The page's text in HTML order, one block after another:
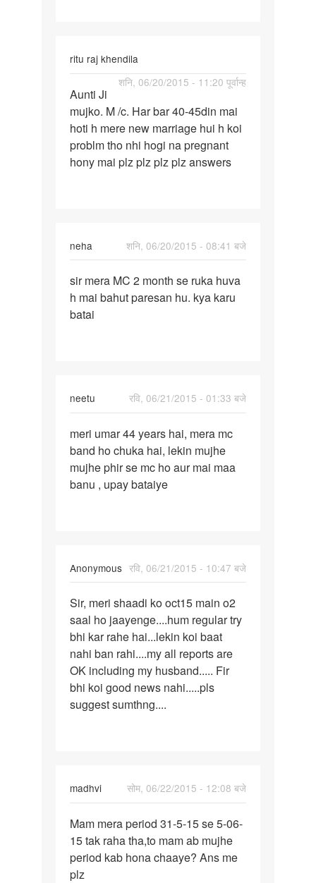
ritu raj khendila
शनि, 06/20/2015 - 11:20 पूर्वान्ह
Aunti
Ji
mujko.
M
/c.
Aunti Ji
mujko. M /c. Har bar 40-45din mai
hoti h mere new marriage hui h koi
problm tho nhi hogi na pregnant
hony mai plz plz plz plz answers
neha
शनि, 06/20/2015 - 08:41 बजे
sir
mera
MC
sir mera MC 2 month se ruka huva
h mai bahut paresan hu. kya karu
batai
neetu
रवि, 06/21/2015 - 01:33 बजे
meri
umar
44
years
meri umar 44 years hai, mera mc
band ho chuka hai, lekin mujhe
mujhe phir se mc ho aur mai maa
banu , upay bataiye
Anonymous रवि, 06/21/2015 - 10:47 बजे
Sir,
meri
shaadi
ko
oct15
Sir, meri shaadi ko oct15 main o2
saal ho jaayenge....hum regular try
bhi kar rahe hai...lekin koi baat
nahi ban rahi....my all reports are
OK including my husband..... Fir
bhi koi good news nahi.....pls
suggest sumthng....
madhvi
सोम, 06/22/2015 - 12:08 बजे
Mam
mera
period
31-
Mam mera period 31-5-15 se 5-06-
15 tak raha tha,to mam ab mujhe
period kab hona chaaye? Ans me
plz